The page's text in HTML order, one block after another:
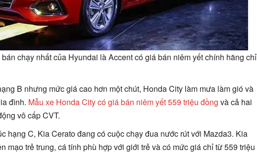
chạy nhất của Hyundai là Accent có giá bán niêm yết chính hãng chỉ
B nhưng mức giá cao hơn một chút, Honda City làm mưa làm gió và
đình. Mẫu xe Honda City có giá bán niêm yết 559 triệu đồng và cả hai
vô cấp CVT.
hạng C, Kia Cerato đang có cuộc chạy đua nước rút với Mazda3. Kia
mạo trẻ trung, cá tính phù hợp với giới trẻ và có mức giá chỉ từ 559 triệu